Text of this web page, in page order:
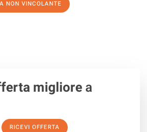
NON VINCOLANTE
migliorea
RICEVI OFFERTA